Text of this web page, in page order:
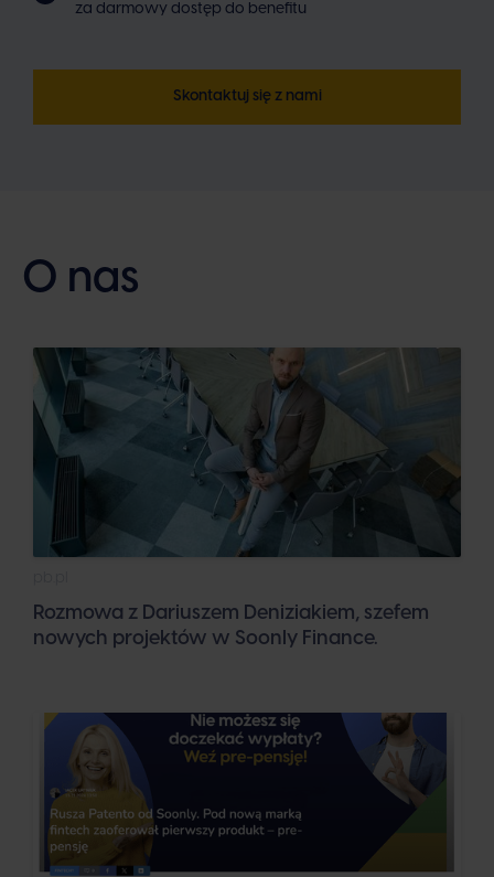
za darmowy dostęp do benefitu
Skontaktuj się z nami
O nas
Rozmowa z Dariuszem Deniziakiem, szefem
nowych projektów w Soonly Finance.